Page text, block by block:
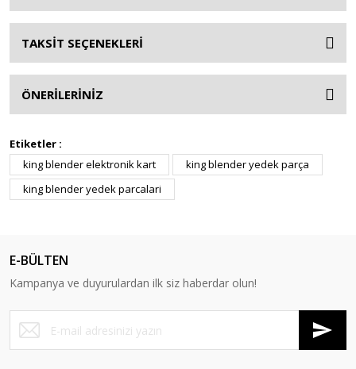
TAKSİT SEÇENEKLERİ
ÖNERİLERİNİZ
Etiketler :
king blender elektronik kart
king blender yedek parça
king blender yedek parcalari
E-BÜLTEN
Kampanya ve duyurulardan ilk siz haberdar olun!